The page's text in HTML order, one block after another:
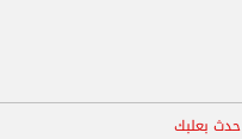
حدث بعلبك